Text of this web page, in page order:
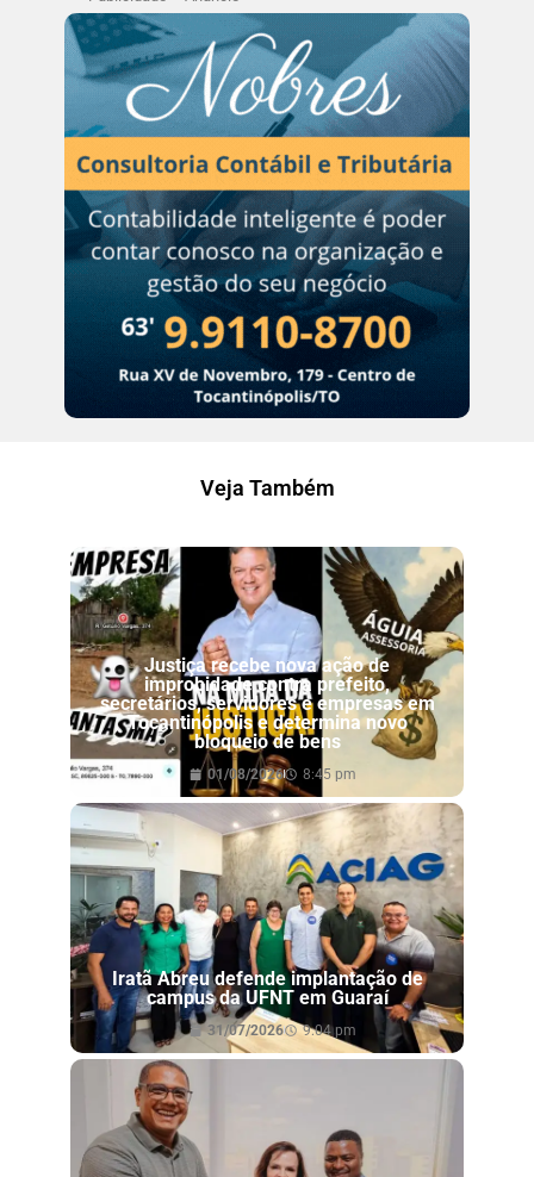
Veja Também
Justiça recebe nova ação de
improbidade contra prefeito,
secretários, servidores e empresas em
Tocantinópolis e determina novo
bloqueio de bens
01/08/2026 8:45 pm
Iratã Abreu defende implantação de
campus da UFNT em Guaraí
31/07/2026 9:04 pm